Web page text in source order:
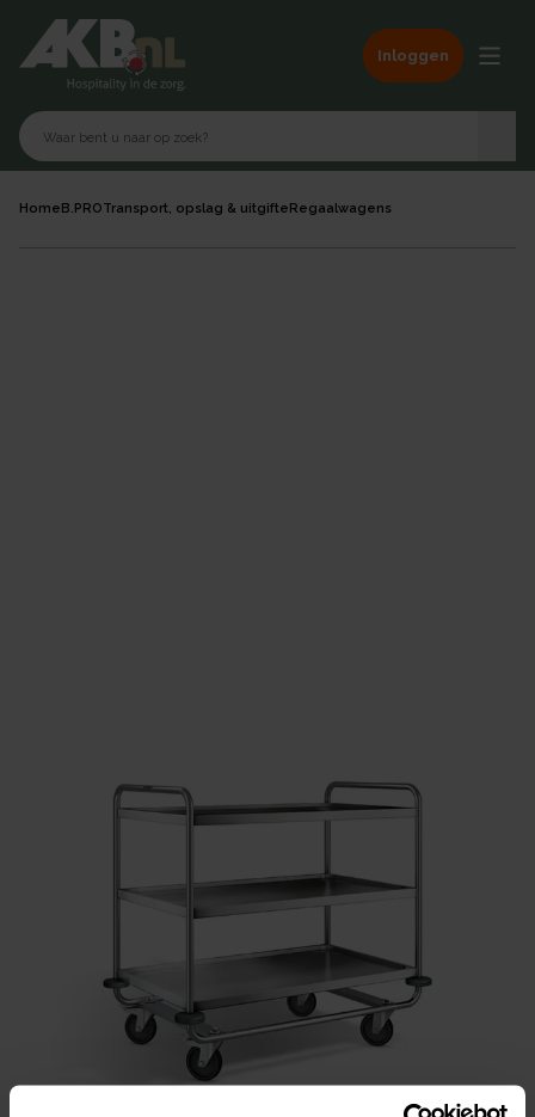
Inloggen
Home B.PROTransport, opslag & uitgifte Regaalwagens